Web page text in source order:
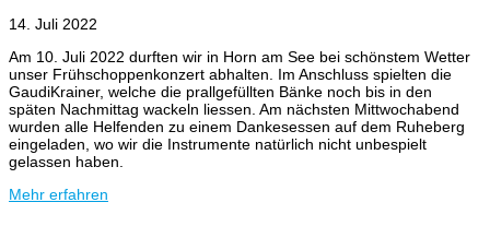
14. Juli 2022
Am 10. Juli 2022 durften wir in Horn am See bei schönstem Wetter
unser Frühschoppenkonzert abhalten. Im Anschluss spielten die
GaudiKrainer, welche die prallgefüllten Bänke noch bis in den
späten Nachmittag wackeln liessen. Am nächsten Mittwochabend
wurden alle Helfenden zu einem Dankesessen auf dem Ruheberg
eingeladen, wo wir die Instrumente natürlich nicht unbespielt
gelassen haben.
Mehr erfahren